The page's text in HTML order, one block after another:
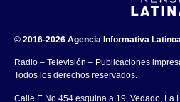
© 2016-2026 Agencia Informativa
Radio – Televisión – Publicaciones
Todos los derechos reservados.
Calle E No.454 esquina a 19, Vedado, La